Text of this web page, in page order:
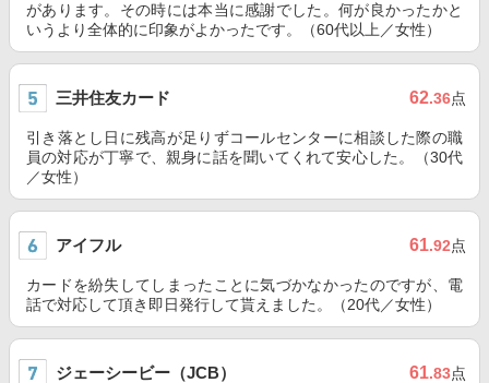
があります。その時には本当に感謝でした。何が良かったかと
いうより全体的に印象がよかったです。（60代以上／女性）
三井住友カード 62.36点
引き落とし日に残高が足りずコールセンターに相談した際の職
員の対応が丁寧で、親身に話を聞いてくれて安心した。（30代
／女性）
アイフル 61.92点
カードを紛失してしまったことに気づかなかったのですが、電
話で対応して頂き即日発行して貰えました。（20代／女性）
ジェーシービー（JCB） 61.83点